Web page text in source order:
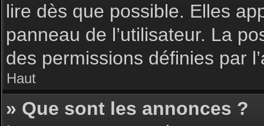
lire dès que possible. Elles
panneau de l’utilisateur. La
des permissions définies par
Haut
» Que sont les annonces ?